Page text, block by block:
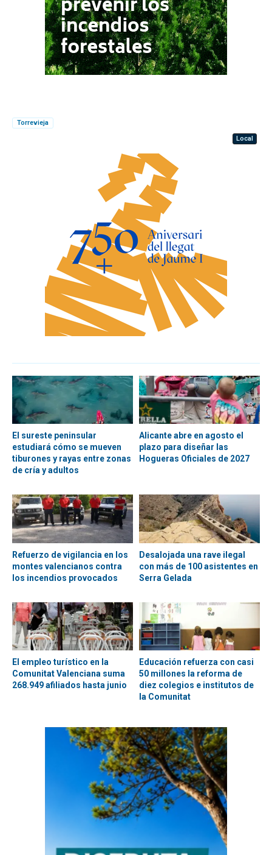
Torrevieja
Local
El sureste peninsular
estudiará cómo se mueven
tiburones y rayas entre zonas
de cría y adultos
Alicante abre en agosto el
plazo para diseñar las
Hogueras Oficiales de 2027
Refuerzo de vigilancia en los
montes valencianos contra
los incendios provocados
Desalojada una rave ilegal
con más de 100 asistentes en
Serra Gelada
El empleo turístico en la
Comunitat Valenciana suma
268.949 afiliados hasta junio
Educación refuerza con casi
50 millones la reforma de
diez colegios e institutos de
la Comunitat